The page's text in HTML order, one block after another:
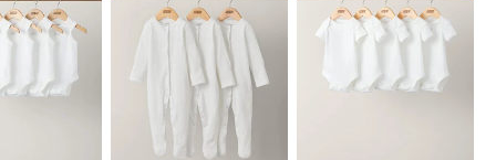
عضوي بلون أبيض - 5 قطع
رومبر مقسم بألوان
أفرول قصير بنقشة وايلد
ويست